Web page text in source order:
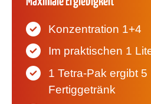
Konzentration 1+4
Im praktischen 1
1 Tetra-Pak ergibt 5
Fertiggetränk